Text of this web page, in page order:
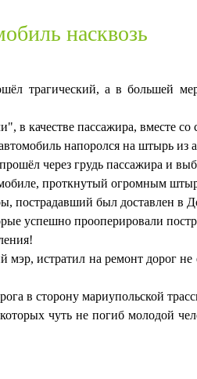
насквозь
трагический, а в большей
в качестве пассажира, вместе
напоролся на штырь
через грудь пассажира и
проткнутый огромным
пострадавший был доставлен в
успешно прооперировали
мэр, истратил на ремонт дорог
в сторону мариупольской
чуть не погиб молодой